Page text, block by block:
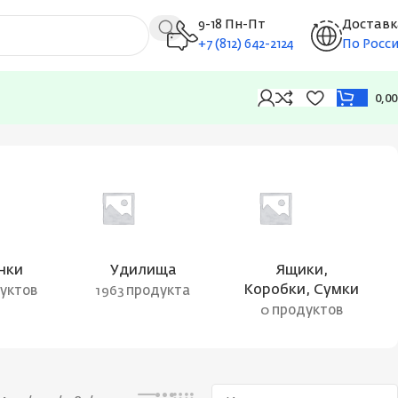
9-18 Пн-Пт
+7 (812) 642-2124
По
Удилища
1963 продукта
Ящики,
Коробки, Сумки
0 продуктов